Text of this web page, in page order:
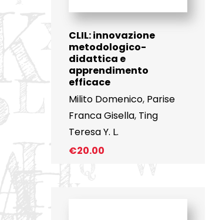
CLIL: innovazione
metodologico-
didattica e
apprendimento
efficace
Milito Domenico, Parise
Franca Gisella, Ting
Teresa Y. L.
€20.00